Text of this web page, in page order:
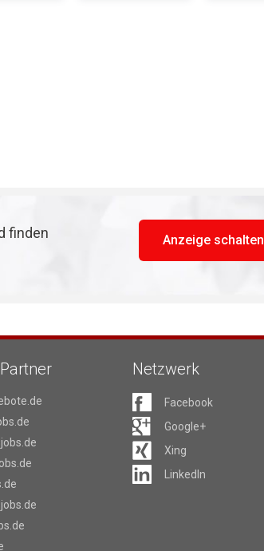
finden
Anzeige schalten
Netzwerk
Facebook
Google+
Xing
LinkedIn